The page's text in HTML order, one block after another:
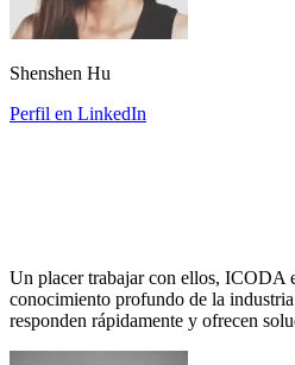
Shenshen Hu
Perfil en LinkedIn
Un placer trabajar con ellos, ICODA
conocimiento profundo de la
responden rápidamente y ofrecen